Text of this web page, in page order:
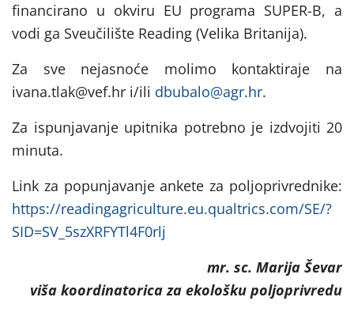
financirano u okviru EU programa SUPER-B, a
vodi ga Sveučilište Reading (Velika Britanija).
Za sve nejasnoće molimo kontaktiraje na
ivana.tlak@vef.hr i/ili dbubalo@agr.hr.
Za ispunjavanje upitnika potrebno je izdvojiti 20
minuta.
Link za popunjavanje ankete za poljoprivrednike:
https://readingagriculture.eu.qualtrics.com/SE/?
SID=SV_5szXRFYTl4F0rlj
mr. sc. Marija Ševar
viša koordinatorica za ekološku poljoprivredu